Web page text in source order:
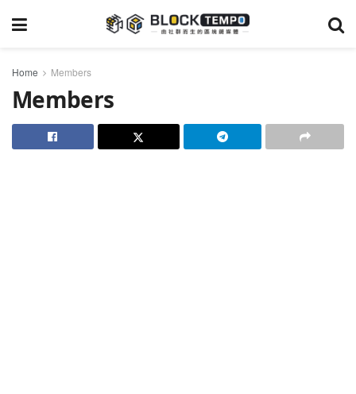
Home Members
Members